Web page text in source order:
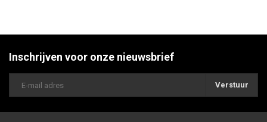
Inschrijven voor onze nieuwsbrief
Verstuur